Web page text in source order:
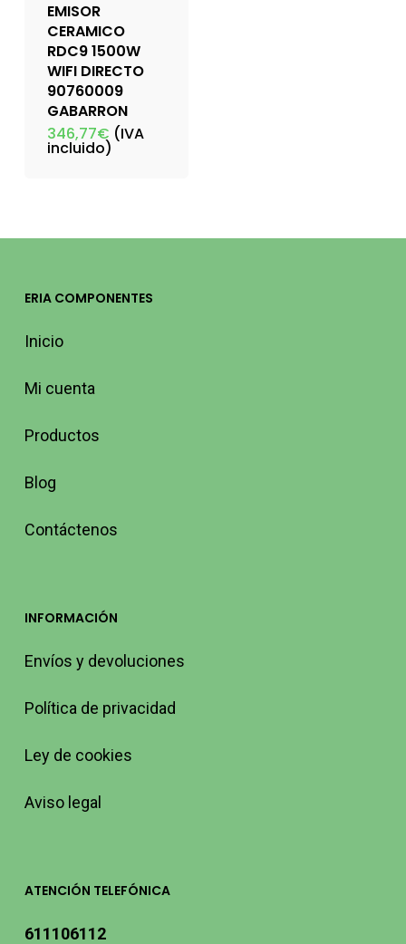
EMISOR
CERAMICO
RDC9 1500W
WIFI DIRECTO
90760009
GABARRON
346,77€ (IVA
incluido)
ERIA COMPONENTES
Inicio
Mi cuenta
Productos
Blog
Contáctenos
INFORMACIÓN
Envíos y devoluciones
Política de privacidad
Ley de cookies
Aviso legal
ATENCIÓN TELEFÓNICA
611106112